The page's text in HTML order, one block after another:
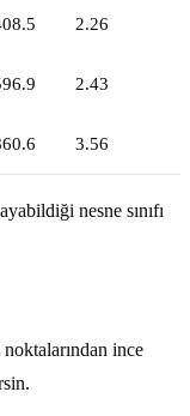
2.26
2.43
3.56
nesne sınıfı
ince